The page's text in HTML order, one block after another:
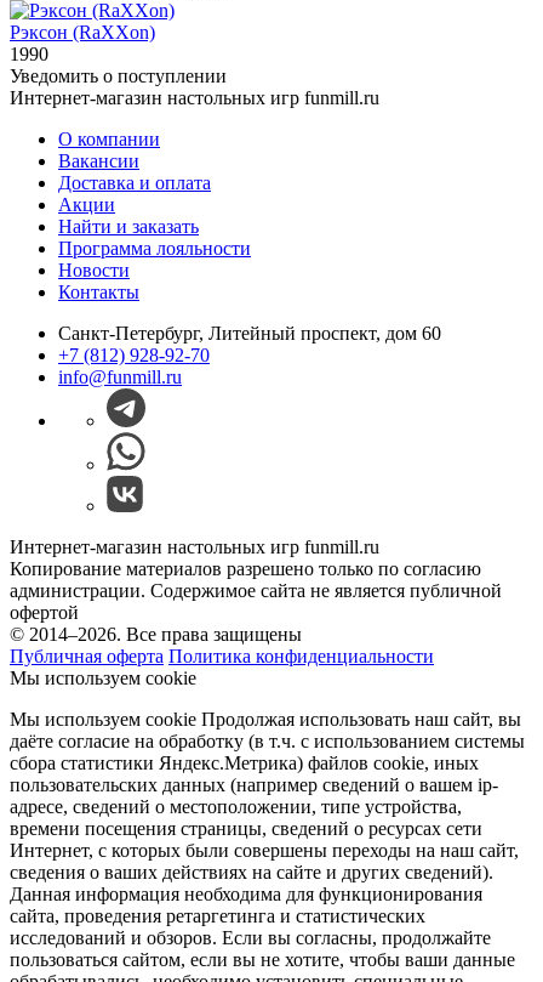
Рэксон (RaXXon)
1990
Уведомить о поступлении
Интернет-магазин настольных игр funmill.ru
О компании
Вакансии
Доставка и оплата
Акции
Найти и заказать
Программа лояльности
Новости
Контакты
Санкт-Петербург, Литейный проспект, дом 60
+7 (812) 928-92-70
info@funmill.ru
Интернет-магазин настольных игр funmill.ru
Копирование материалов разрешено только по согласию
администрации. Содержимое сайта не является публичной
офертой
© 2014–2026. Все права защищены
Публичная оферта Политика конфиденциальности
Мы используем cookie
Мы используем cookie Продолжая использовать наш cайт, вы
даёте согласие на обработку (в т.ч. с использованием системы
сбора статистики Яндекс.Метрика) файлов cookie, иных
пользовательских данных (например сведений о вашем ip-
адресе, сведений о местоположении, типе устройства,
времени посещения страницы, сведений о ресурсах сети
Интернет, с которых были совершены переходы на наш сайт,
сведения о ваших действиях на сайте и других сведений).
Данная информация необходима для функционирования
сайта, проведения ретаргетинга и статистических
исследований и обзоров. Если вы согласны, продолжайте
пользоваться сайтом, если вы не хотите, чтобы ваши данные